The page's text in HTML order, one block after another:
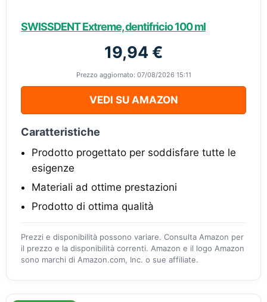
SWISSDENT Extreme, dentifricio 100 ml
19,94 €
Prezzo aggiornato: 07/08/2026 15:11
VEDI SU AMAZON
Caratteristiche
Prodotto progettato per soddisfare tutte le
esigenze
Materiali ad ottime prestazioni
Prodotto di ottima qualità
Prezzi e disponibilità possono variare. Consulta Amazon per
il prezzo e la disponibilità correnti. Amazon e il logo Amazon
sono marchi di Amazon.com, Inc. o sue affiliate.